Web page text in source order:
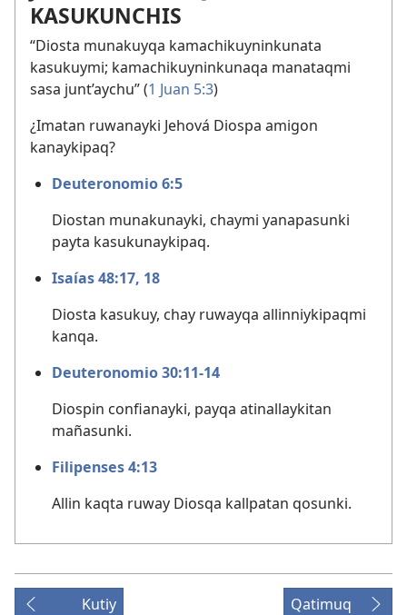
KASUKUNCHIS
“Diosta munakuyqa kamachikuyninkunata
kasukuymi; kamachikuyninkunaqa manataqmi
sasa junt’aychu” (1 Juan 5:3)
¿Imatan ruwanayki Jehová Diospa amigon
kanaykipaq?
Deuteronomio 6:5
Diostan munakunayki, chaymi yanapasunki
payta kasukunaykipaq.
Isaías 48:17, 18
Diosta kasukuy, chay ruwayqa allinniykipaqmi
kanqa.
Deuteronomio 30:11-14
Diospin confianayki, payqa atinallaykitan
mañasunki.
Filipenses 4:13
Allin kaqta ruway Diosqa kallpatan qosunki.
Kutiy Qatimuq